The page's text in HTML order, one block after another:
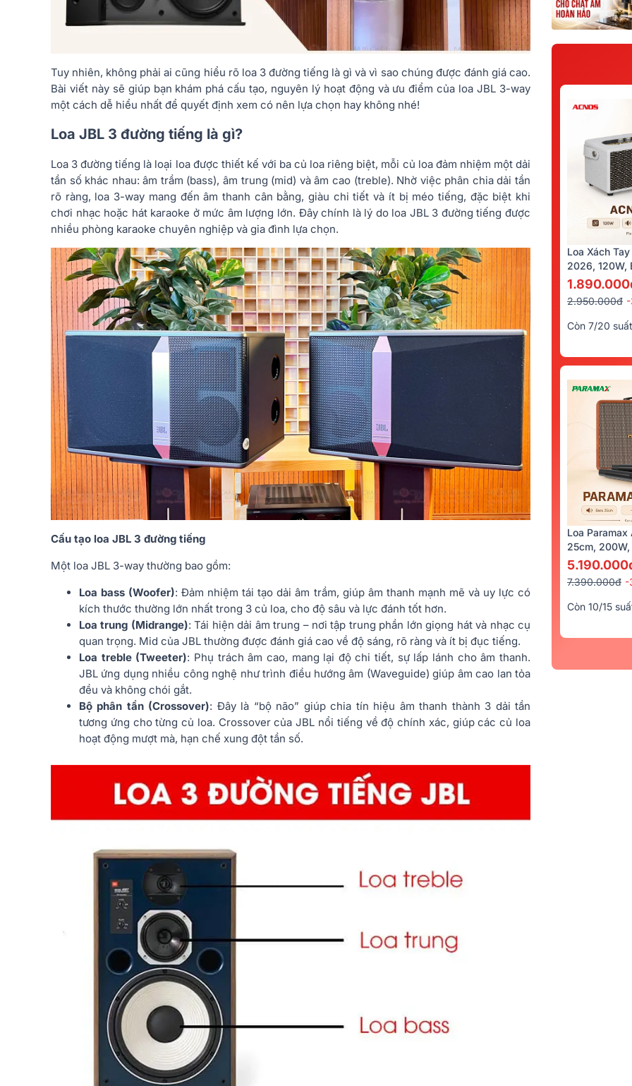
Tuy nhiên, không phải ai cũng hiểu rõ loa 3 đường tiếng là gì và vì sao chúng được đánh giá cao.
Bài viết này sẽ giúp bạn khám phá cấu tạo, nguyên lý hoạt động và ưu điểm của loa JBL 3-way
một cách dễ hiểu nhất để quyết định xem có nên lựa chọn hay không nhé!
Loa JBL 3 đường tiếng là gì?
Loa 3 đường tiếng là loại loa được thiết kế với ba củ loa riêng biệt, mỗi củ loa đảm nhiệm một dải
tần số khác nhau: âm trầm (bass), âm trung (mid) và âm cao (treble). Nhờ việc phân chia dải tần
rõ ràng, loa 3-way mang đến âm thanh cân bằng, giàu chi tiết và ít bị méo tiếng, đặc biệt khi
chơi nhạc hoặc hát karaoke ở mức âm lượng lớn. Đây chính là lý do loa JBL 3 đường tiếng được
nhiều phòng karaoke chuyên nghiệp và gia đình lựa chọn.
Cấu tạo loa JBL 3 đường tiếng
Một loa JBL 3-way thường bao gồm:
Loa bass (Woofer): Đảm nhiệm tái tạo dải âm trầm, giúp âm thanh mạnh mẽ và uy lực có
kích thước thường lớn nhất trong 3 củ loa, cho độ sâu và lực đánh tốt hơn.
Loa trung (Midrange): Tái hiện dải âm trung – nơi tập trung phần lớn giọng hát và nhạc cụ
quan trọng. Mid của JBL thường được đánh giá cao về độ sáng, rõ ràng và ít bị đục tiếng.
Loa treble (Tweeter): Phụ trách âm cao, mang lại độ chi tiết, sự lấp lánh cho âm thanh.
JBL ứng dụng nhiều công nghệ như trình điều hướng âm (Waveguide) giúp âm cao lan tỏa
đều và không chói gắt.
Bộ phân tần (Crossover): Đây là “bộ não” giúp chia tín hiệu âm thanh thành 3 dải tần
tương ứng cho từng củ loa. Crossover của JBL nổi tiếng về độ chính xác, giúp các củ loa
hoạt động mượt mà, hạn chế xung đột tần số.
Loa Xách
2026, 120W,
Kèm 2 Tay
2.950.000đ
Còn 7/20 suất
Loa
25cm,
7.390.000đ -
Còn 10/15